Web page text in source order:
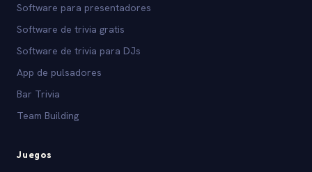
Software para presentadores
Software de trivia gratis
Software de trivia para DJs
App de pulsadores
Bar Trivia
Team Building
Juegos